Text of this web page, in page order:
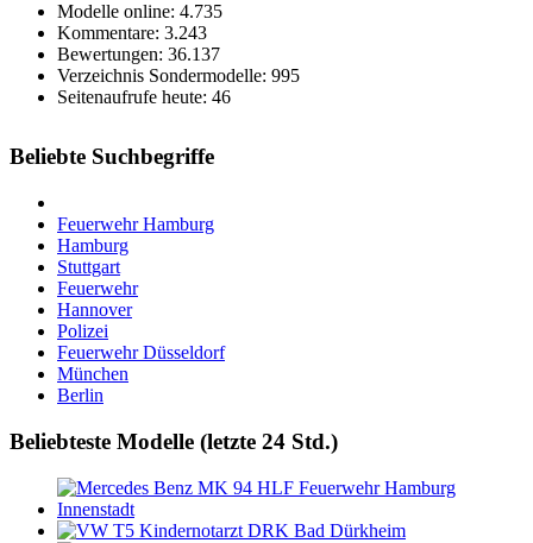
Modelle online: 4.735
Kommentare: 3.243
Bewertungen: 36.137
Verzeichnis Sondermodelle: 995
Seitenaufrufe heute: 46
Beliebte Suchbegriffe
Feuerwehr Hamburg
Hamburg
Stuttgart
Feuerwehr
Hannover
Polizei
Feuerwehr Düsseldorf
München
Berlin
Beliebteste Modelle (letzte 24 Std.)